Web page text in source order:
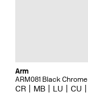
Arm
ARM081 Black Chrome
CR MB LU CU